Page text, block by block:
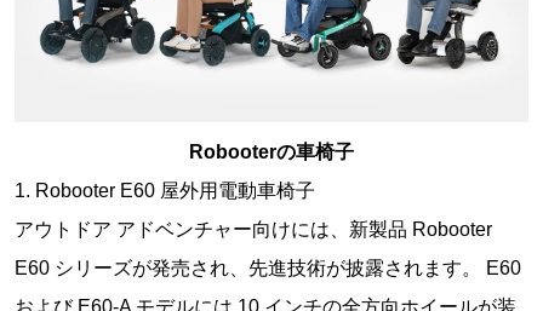
Robooterの車椅子
1. Robooter E60 屋外用電動車椅子
アウトドア アドベンチャー向けには、新製品 Robooter
E60 シリーズが発売され、先進技術が披露されます。 E60